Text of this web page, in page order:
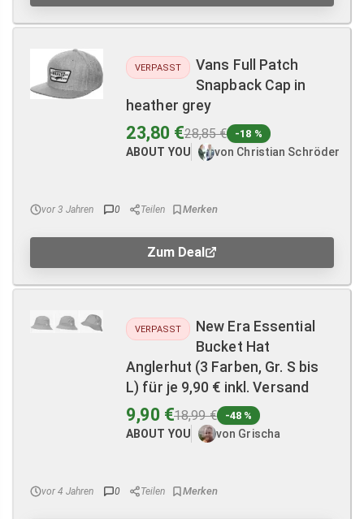
VERPASST
Vans Full Patch
Snapback Cap in
heather grey
23,80 €28,85 € -18 %
ABOUT YOU von Christian Schröder
vor 3 Jahren 0 Teilen
Zum Deal
VERPASST
New Era Essential
Bucket Hat
Anglerhut (3 Farben, Gr. S bis
L) für je 9,90 € inkl. Versand
9,90 €18,99 € -48 %
ABOUT YOU von Grischa
vor 4 Jahren 0 Teilen